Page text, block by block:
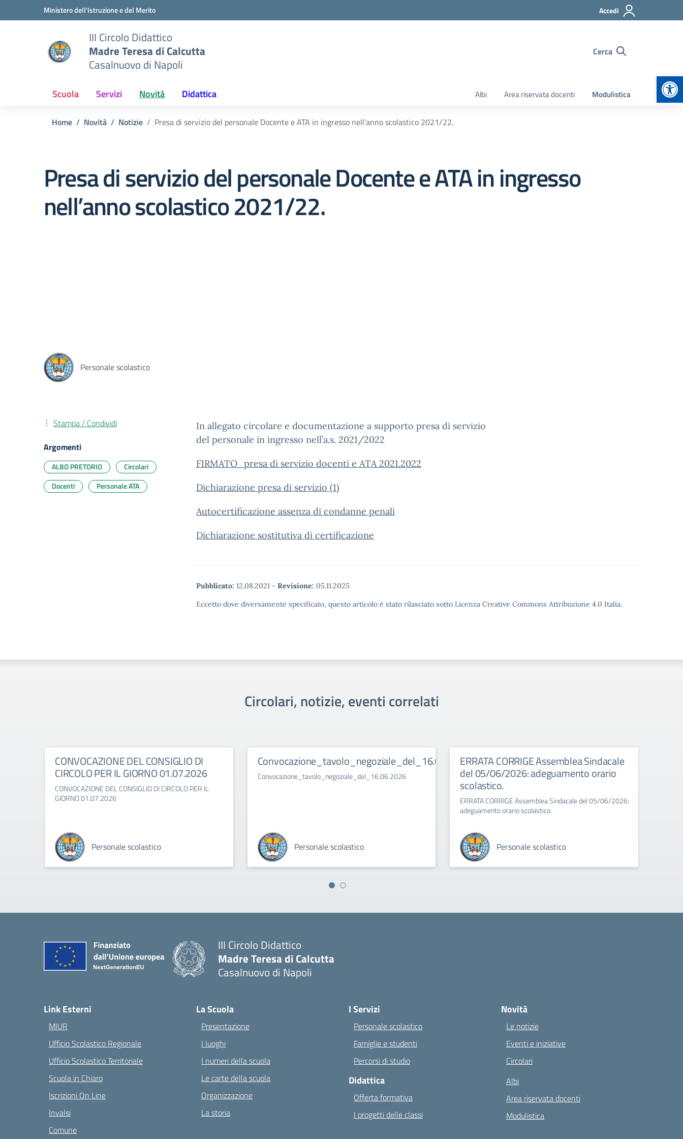
Vai ai contenuti
Vai al menu di navigazioneMinistero dell'Istruzione e del Merito Accedi
III Circolo Didattico
Madre Teresa di Calcutta
Casalnuovo di Napoli
Cerca
Scuola Servizi Novità Didattica Albi Area riservata docenti Modulistica
Home Novità Notizie Presa di servizio del personale Docente e ATA in ingresso nell’anno scolastico 2021/22.
Presa di servizio del personale Docente e ATA in ingresso
nell’anno scolastico 2021/22.
Personale scolastico
In allegato circolare e documentazione a supporto presa di servizio
del personale in ingresso nell’a.s. 2021/2022
FIRMATO_presa di servizio docenti e ATA 2021.2022
Dichiarazione presa di servizio (1)
Autocertificazione assenza di condanne penali
Dichiarazione sostitutiva di certificazione
Pubblicato: 12.08.2021 - Revisione: 05.11.2025
Eccetto dove diversamente specificato, questo articolo è stato rilasciato sotto Licenza Creative Commons Attribuzione 4.0 Italia.
Stampa / Condividi
Argomenti
ALBO PRETORIO
Circolari
Docenti
Personale ATA
Circolari, notizie, eventi correlati
CONVOCAZIONE DEL CONSIGLIO DI
CIRCOLO PER IL GIORNO 01.07.2026
CONVOCAZIONE DEL CONSIGLIO DI CIRCOLO PER IL
GIORNO 01.07.2026
Personale scolastico
Convocazione_tavolo_negoziale_del_16.06.2026
Convocazione_tavolo_negoziale_del_16.06.2026
Personale scolastico
ERRATA CORRIGE Assemblea Sindacale
del 05/06/2026: adeguamento orario
scolastico.
ERRATA CORRIGE Assemblea Sindacale del 05/06/2026:
adeguamento orario scolastico.
Personale scolastico
III Circolo Didattico
Madre Teresa di Calcutta
Casalnuovo di Napoli
Link Esterni
MIUR
Ufficio Scolastico Regionale
Ufficio Scolastico Territoriale
Scuola in Chiaro
Iscrizioni On Line
Invalsi
Comune
La Scuola
Presentazione
I luoghi
I numeri della scuola
Le carte della scuola
Organizzazione
La storia
I Servizi
Personale scolastico
Famiglie e studenti
Percorsi di studio
Didattica
Offerta formativa
I progetti delle classi
Novità
Le notizie
Eventi e iniziative
Circolari
Albi
Area riservata docenti
Modulistica